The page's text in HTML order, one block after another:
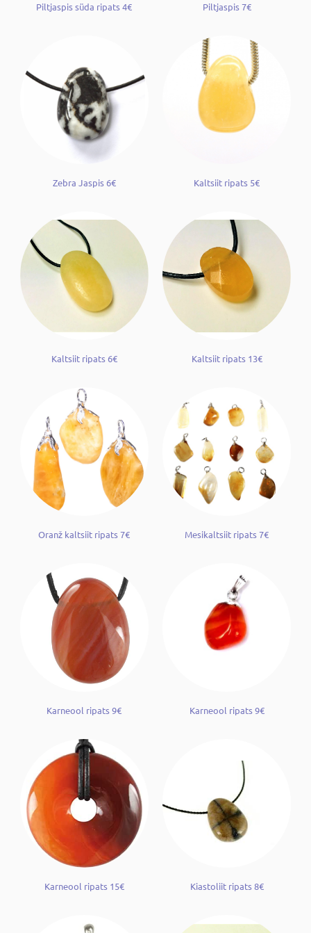
Piltjaspis süda ripats 4€ Piltjaspis 7€
Zebra Jaspis 6€ Kaltsiit ripats 5€
Kaltsiit ripats 6€ Kaltsiit ripats 13€
Oranž kaltsiit ripats 7€ Mesikaltsiit ripats 7€
Karneool ripats 9€ Karneool ripats 9€
Karneool ripats 15€ Kiastoliit ripats 8€